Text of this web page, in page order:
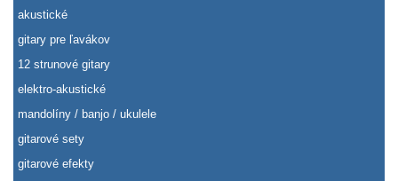
akustické
gitary pre ľavákov
12 strunové gitary
elektro-akustické
mandolíny / banjo / ukulele
gitarové sety
gitarové efekty